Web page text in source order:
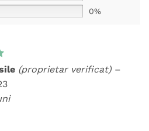
0%
(proprietar verificat) –